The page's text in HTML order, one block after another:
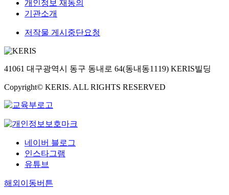
개인정보 재동의
기관소개
저작물 게시중단요청
41061 대구광역시 동구 동내로 64(동내동1119) KERIS빌딩
Copyright© KERIS. ALL RIGHTS RESERVED
네이버 블로그
인스타그램
유튜브
해외이동버튼